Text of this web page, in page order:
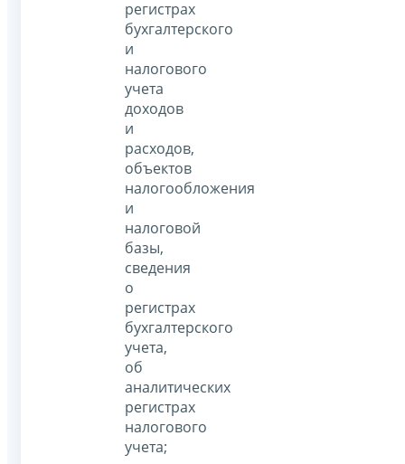
регистрах
бухгалтерского
и
налогового
учета
доходов
и
расходов,
объектов
налогообложения
и
налоговой
базы,
сведения
о
регистрах
бухгалтерского
учета,
об
аналитических
регистрах
налогового
учета;